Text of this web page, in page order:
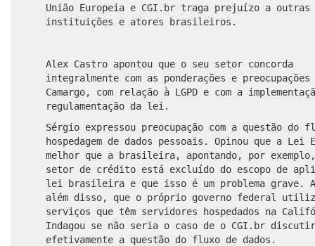
União Europeia e CGI.br traga prejuízo a outras
instituições e atores brasileiros.
Alex Castro apontou que o seu setor concorda
integralmente com as ponderações e preocupações
Camargo, com relação à LGPD e com a
regulamentação da lei.
Sérgio expressou preocupação com a questão do
hospedagem de dados pessoais. Opinou que a Lei
melhor que a brasileira, apontando, por
setor de crédito está excluído do escopo de
lei brasileira e que isso é um problema grave.
além disso, que o próprio governo federal
serviços que têm servidores hospedados na
Indagou se não seria o caso de o CGI.br discutir
efetivamente a questão do fluxo de dados.